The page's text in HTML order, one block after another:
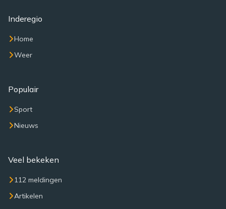
Inderegio
Home
Weer
Populair
Sport
Nieuws
Veel bekeken
112 meldingen
Artikelen